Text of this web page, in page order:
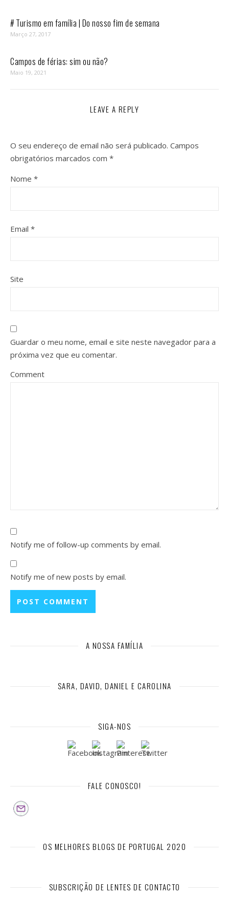
# Turismo em família | Do nosso fim de semana
Março 27, 2017
Campos de férias: sim ou não?
Maio 19, 2021
LEAVE A REPLY
O seu endereço de email não será publicado. Campos
obrigatórios marcados com *
Nome *
Email *
Site
Guardar o meu nome, email e site neste navegador para a
próxima vez que eu comentar.
Comment
Notify me of follow-up comments by email.
Notify me of new posts by email.
A NOSSA FAMÍLIA
SARA, DAVID, DANIEL E CAROLINA
SIGA-NOS
FALE CONOSCO!
OS MELHORES BLOGS DE PORTUGAL 2020
SUBSCRIÇÃO DE LENTES DE CONTACTO